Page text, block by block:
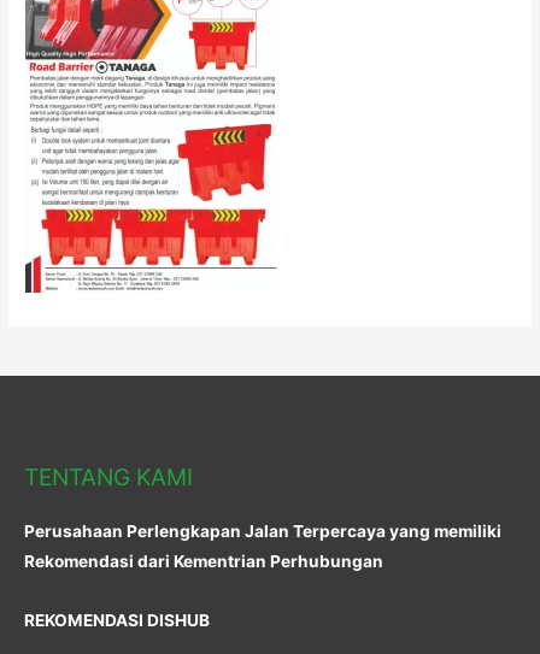
TENTANG KAMI
Perusahaan Perlengkapan Jalan Terpercaya yang memiliki
Rekomendasi dari Kementrian Perhubungan
REKOMENDASI DISHUB